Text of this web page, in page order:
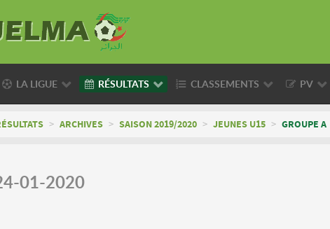
LA LIGUE RÉSULTATS CLASSEMENTS PV
> ARCHIVES > SAISON 2019/2020 > JEUNES U15 > GROUPE A
01-2020